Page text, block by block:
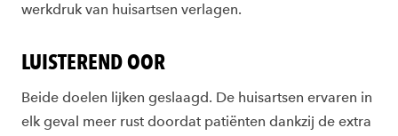
werkdruk van huisartsen verlagen.
LUISTEREND OOR
Beide doelen lijken geslaagd. De huisartsen ervaren in
elk geval meer rust doordat patiënten dankzij de extra